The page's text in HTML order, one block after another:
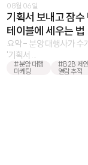
08월 06일
기획서 보내고 잠
테이블에 세우는 법
요약 - 분양 대행사가 수
'기획서 ...
#분양 대행
마케팅
#B2B 제
열람 추적